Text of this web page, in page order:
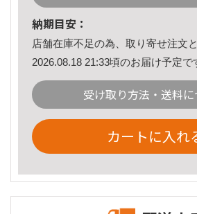
納期目安：
店舗在庫不足の為、取り寄せ注文
2026.08.18 21:33頃のお届け予定で
受け取り方法・送料に
カートに入れ